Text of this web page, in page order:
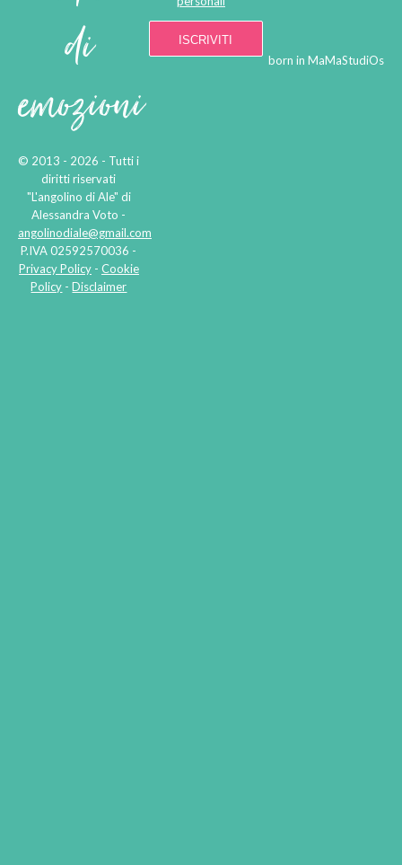
di
emozioni
© 2013 - 2026 - Tutti i
diritti riservati
"L'angolino di Ale" di
Alessandra Voto -
angolinodiale@gmail.com
P.IVA 02592570036 -
Privacy Policy- Cookie
Policy -Disclaimer
born in MaMaStudiOs